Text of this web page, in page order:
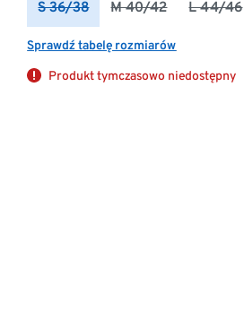
S 36/38 M 40/42 L 44/46
Sprawdź tabelę rozmiarów
Produkt tymczasowo niedostępny